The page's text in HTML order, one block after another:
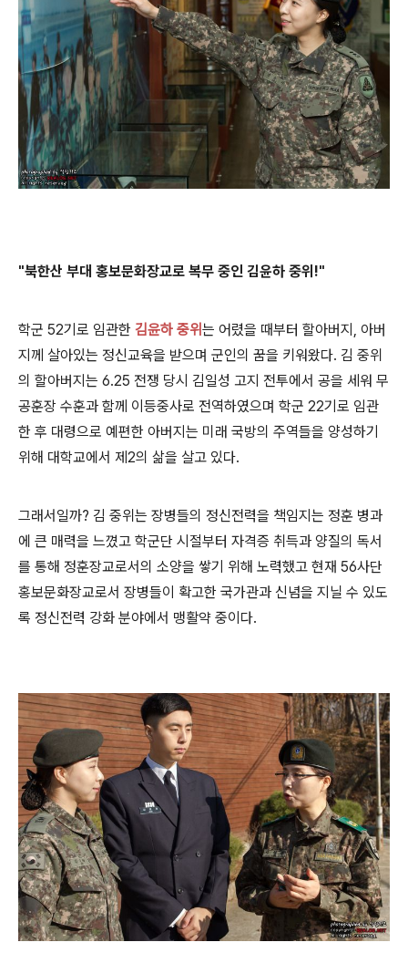
"북한산 부대 홍보문화장교로 복무 중인 김윤하 중위!"
학군 52기로 임관한 김윤하 중위는 어렸을 때부터 할아버지, 아버
지께 살아있는 정신교육을 받으며 군인의 꿈을 키워왔다. 김 중위
의 할아버지는 6.25 전쟁 당시 김일성 고지 전투에서 공을 세워 무
공훈장 수훈과 함께 이등중사로 전역하였으며 학군 22기로 임관
한 후 대령으로 예편한 아버지는 미래 국방의 주역들을 양성하기
위해 대학교에서 제2의 삶을 살고 있다.
그래서일까? 김 중위는 장병들의 정신전력을 책임지는 정훈 병과
에 큰 매력을 느꼈고 학군단 시절부터 자격증 취득과 양질의 독서
를 통해 정훈장교로서의 소양을 쌓기 위해 노력했고 현재 56사단
홍보문화장교로서 장병들이 확고한 국가관과 신념을 지닐 수 있도
록 정신전력 강화 분야에서 맹활약 중이다.